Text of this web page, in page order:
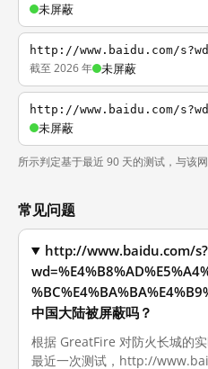
未屏蔽
http://www.baidu.com/
截至 2026 年 未屏蔽
http://www.baidu.com/
未屏蔽
所示判定基于最近 90 天的测试，与该网
常见问题
http://www.baidu.com/s?
中国大陆被屏蔽吗？
根据 GreatFire 对防火长城的
最近一次测试，http://